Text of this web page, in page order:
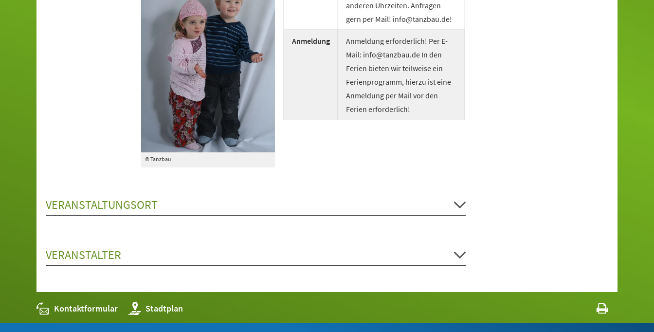
© Tanzbau
anderen Uhrzeiten. Anfragen
gern per Mail! info@tanzbau.de!
Anmeldung
Anmeldung erforderlich! Per E-
Mail: info@tanzbau.de In den
Ferien bieten wir teilweise ein
Ferienprogramm, hierzu ist eine
Anmeldung per Mail vor den
Ferien erforderlich!
VERANSTALTUNGSORT
VERANSTALTER
Kontaktformular Stadtplan
(Öffnet
in
einem